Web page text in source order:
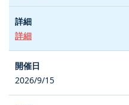
詳細
2026/9/15